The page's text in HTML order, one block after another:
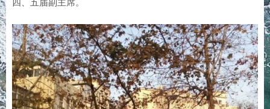
四、五届副主席。